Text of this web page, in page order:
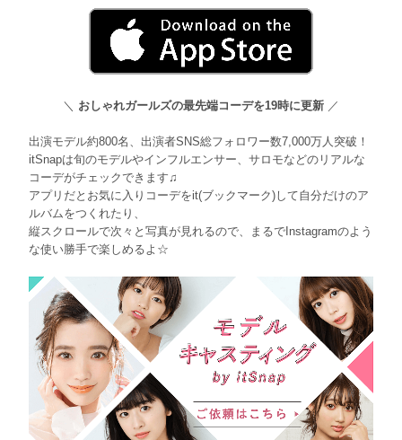
＼ おしゃれガールズの最先端コーデを19時に更新 ／
出演モデル約800名、出演者SNS総フォロワー数7,000万人突破！
itSnapは旬のモデルやインフルエンサー、サロモなどのリアルな
コーデがチェックできます♫
アプリだとお気に入りコーデをit(ブックマーク)して自分だけのア
ルバムをつくれたり、
縦スクロールで次々と写真が見れるので、まるでInstagramのよう
な使い勝手で楽しめるよ☆